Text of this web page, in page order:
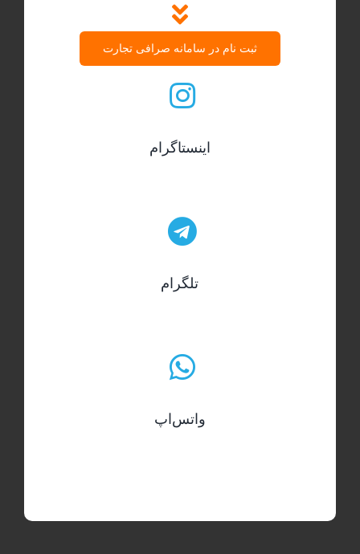
ثبت نام در سامانه صرافی تجارت
اینستاگرام
تلگرام
واتس‌اپ